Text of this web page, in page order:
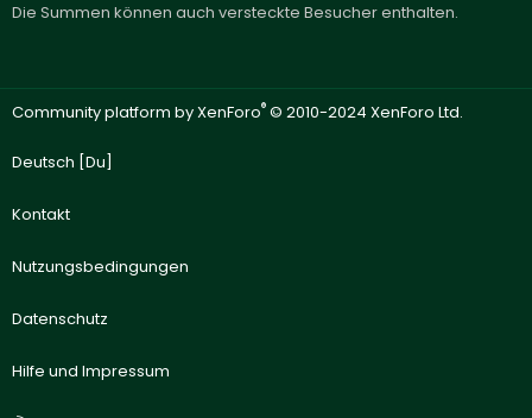
Die Summen können auch versteckte Besucher enthalten.
Community platform by XenForo® © 2010-2024 XenForo Ltd.
Deutsch [Du]
Kontakt
Nutzungsbedingungen
Datenschutz
Hilfe und Impressum